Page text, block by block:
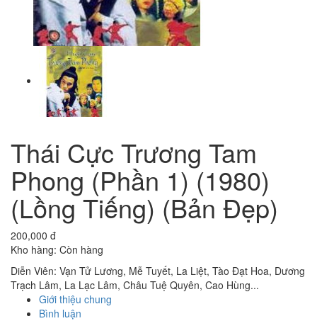
Thái Cực Trương Tam
Phong (Phần 1) (1980)
(Lồng Tiếng) (Bản Đẹp)
200,000 đ
Kho hàng: Còn hàng
Diễn Viên: Vạn Tử Lương, Mễ Tuyết, La Liệt, Tào Đạt Hoa, Dương
Trạch Lâm, La Lạc Lâm, Châu Tuệ Quyên, Cao Hùng...
Giới thiệu chung
Bình luận